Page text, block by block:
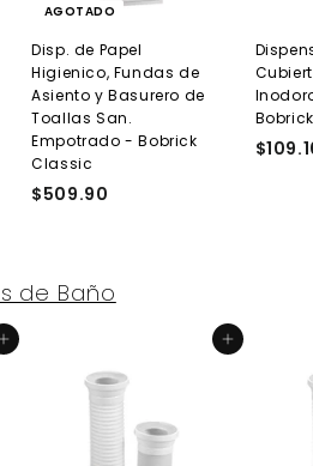
AGOTADO
Disp. de Papel
Higienico, Fundas de
Asiento y Basurero de
Toallas San.
Empotrado - Bobrick
Classic
$509.90
.
Bobrick
de Baño
Agregar al carrito Agregar al carrito